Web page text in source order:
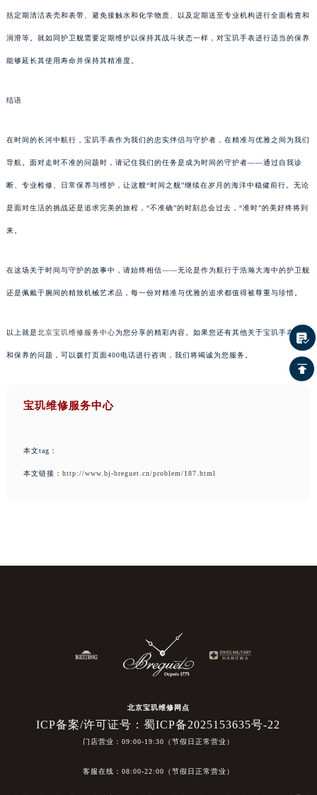
括定期清洁表壳和表带、避免接触水和化学物质、以及定期送至专业机构进行全面检查和
润滑等。就如同护卫舰需要定期维护以保持其战斗状态一样，对宝玑手表进行适当的保养
能够延长其使用寿命并保持其精准度。
结语
在时间的长河中航行，宝玑手表作为我们的忠实伴侣与守护者，在精准与优雅之间为我们
导航。面对走时不准的问题时，请记住我们的任务是成为时间的守护者——通过自我诊
断、专业检修、日常保养与维护，让这艘“时间之舰”继续在岁月的海洋中稳健前行。无论
是面对生活的挑战还是追求完美的旅程，“不准确”的时刻总会过去，“准时”的美好终将到
来。
在这场关于时间与守护的故事中，请始终相信——无论是作为航行于浩瀚大海中的护卫舰
还是佩戴于腕间的精致机械艺术品，每一份对精准与优雅的追求都值得被尊重与珍惜。
以上就是北京宝玑维修服务中心为您分享的精彩内容。如果您还有其他关于宝玑手表维护
和保养的问题，可以拨打页面400电话进行咨询，我们将竭诚为您服务。
宝玑维修服务中心
本文tag：
本文链接： http://www.bj-breguet.cn/problem/187.html
北京宝玑维修网点
ICP备案/许可证号：蜀ICP备2025153635号-22
门店营业：09:00-19:30（节假日正常营业）
客服在线：08:00-22:00（节假日正常营业）